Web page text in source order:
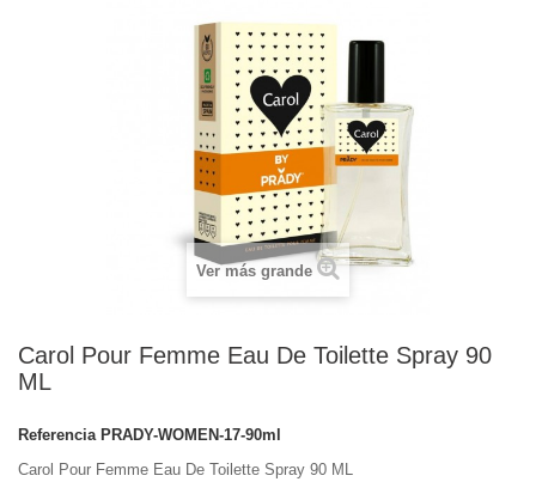
Ver más grande
Carol Pour Femme Eau De Toilette Spray 90
ML
Referencia PRADY-WOMEN-17-90ml
Carol Pour Femme Eau De Toilette Spray 90 ML